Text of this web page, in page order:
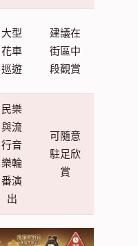
大型
花車
巡遊
建議在
街區中
段觀賞
民樂
與流
行音
樂輪
番演
出
可隨意
駐足欣
賞